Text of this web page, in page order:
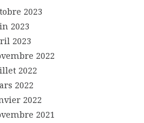
2023
2023
2023
2022
2022
2022
2022
2021